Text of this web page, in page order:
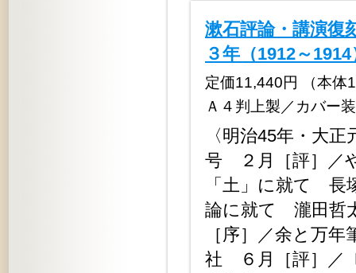
漱石評論・講演
３年（1912～1914
定価11,440円 （本体
Ａ４判上製／カバー
〈明治45年・大
号 ２月［評］／
「土」に就て 長
論に就て 瀧田哲
［序］／余と万
社 ６月［評］／